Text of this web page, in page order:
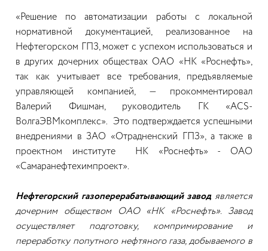
«Решение по автоматизации работы с локальной
нормативной документацией, реализованное на
Нефтегорском ГПЗ, может с успехом использоваться и
в других дочерних обществах ОАО «НК «Роснефть»,
так как учитывает все требования, предъявляемые
управляющей компанией, — прокомментировал
Валерий Фишман, руководитель ГК «ACS-
ВолгаЭВМкомплекс». Это подтверждается успешными
внедрениями в ЗАО «Отрадненский ГПЗ», а также в
проектном институте НК «Роснефть» - ОАО
«Самаранефтехимпроект».
Нефтегорский газоперерабатывающий завод является
дочерним обществом ОАО «НК «Роснефть». Завод
осуществляет подготовку, компримирование и
переработку попутного нефтяного газа, добываемого в